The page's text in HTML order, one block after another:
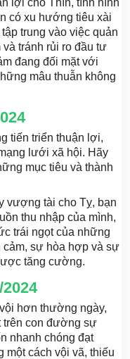
có xu hướng tiêu xài
trung vào việc quản
và tránh rủi ro đầu tư
đang đối mặt với
mâu thuẫn không
tiến triển thuận lợi,
lưới xã hội. Hãy
mục tiêu và thành
vượng tài cho Tỵ, bạn
thu nhập của mình,
trái ngọt của những
cảm, sự hòa hợp và sự
tăng cường.
hơn thường ngày,
trên con đường sự
nhanh chóng đạt
một cách vội vã, thiếu